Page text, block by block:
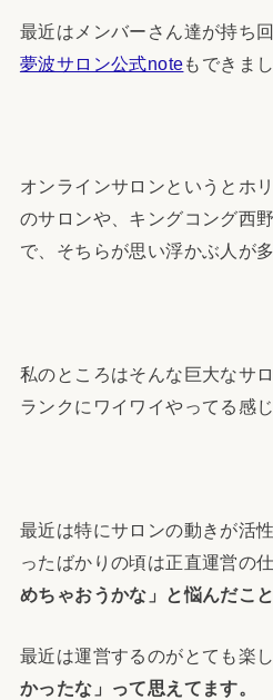
最近はメンバーさん達が持ち
夢波サロン公式noteもできま
オンラインサロンというとホ
のサロンや、キングコング西
で、そちらが思い浮かぶ人が
私のところはそんな巨大なサ
ランクにワイワイやってる感
最近は特にサロンの動きが活
ったばかりの頃は正直運営の
めちゃおうかな」と悩んだこ
最近は運営するのがとても楽
かったな」って思えてます。